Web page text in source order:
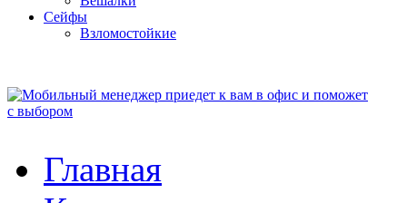
Сейфы
Взломостойкие
Главная